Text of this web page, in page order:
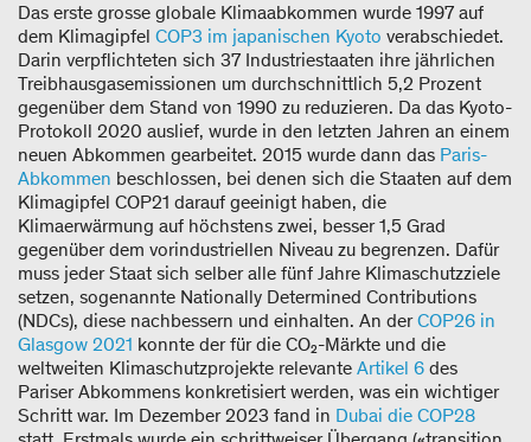
Das erste grosse globale Klimaabkommen wurde 1997 auf
dem Klimagipfel COP3 im japanischen Kyoto verabschiedet.
Darin verpflichteten sich 37 Industriestaaten ihre jährlichen
Treibhausgasemissionen um durchschnittlich 5,2 Prozent
gegenüber dem Stand von 1990 zu reduzieren. Da das Kyoto-
Protokoll 2020 auslief, wurde in den letzten Jahren an einem
neuen Abkommen gearbeitet. 2015 wurde dann das Paris-
Abkommen beschlossen, bei denen sich die Staaten auf dem
Klimagipfel COP21 darauf geeinigt haben, die
Klimaerwärmung auf höchstens zwei, besser 1,5 Grad
gegenüber dem vorindustriellen Niveau zu begrenzen. Dafür
muss jeder Staat sich selber alle fünf Jahre Klimaschutzziele
setzen, sogenannte Nationally Determined Contributions
(NDCs), diese nachbessern und einhalten. An derCOP26 in
Glasgow 2021 konnte der für die CO₂-Märkte und die
weltweiten Klimaschutzprojekte relevante Artikel 6 des
Pariser Abkommens konkretisiert werden, was ein wichtiger
Schritt war. Im Dezember 2023 fand in Dubai die COP28